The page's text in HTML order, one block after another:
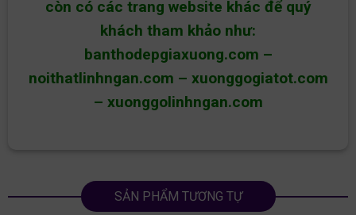
còn có các trang website khác để quý
khách tham khảo như:
banthodepgiaxuong.com –
noithatlinhngan.com – xuonggogiatot.com
– xuonggolinhngan.com
SẢN PHẨM TƯƠNG TỰ